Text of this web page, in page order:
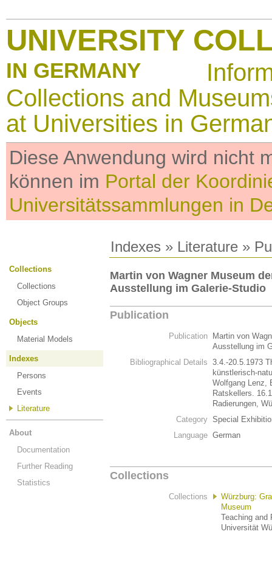
UNIVERSITY
IN GERMANY
Collections and
at Universities in
Diese Anwendung wird nicht
können im Portal der
Universitätssammlungen in
Indexes » Literature »
Collections
Collections
Object Groups
Objects
Material Models
Indexes
Persons
Events
Literature
About
Documentation
Further Reading
Statistics
Martin von Wagner Museum
Ausstellung im Galerie-Studio
Publication
Publication
Martin von
Ausstellung im
Bibliographical Details 3.4.-20.5.1973
künstlerisch-
Wolfgang Lenz,
Ratskellers.
Radierungen,
Category Special
Language German
Collections
Collections
Würzburg:
Museum
Teaching and
Universität